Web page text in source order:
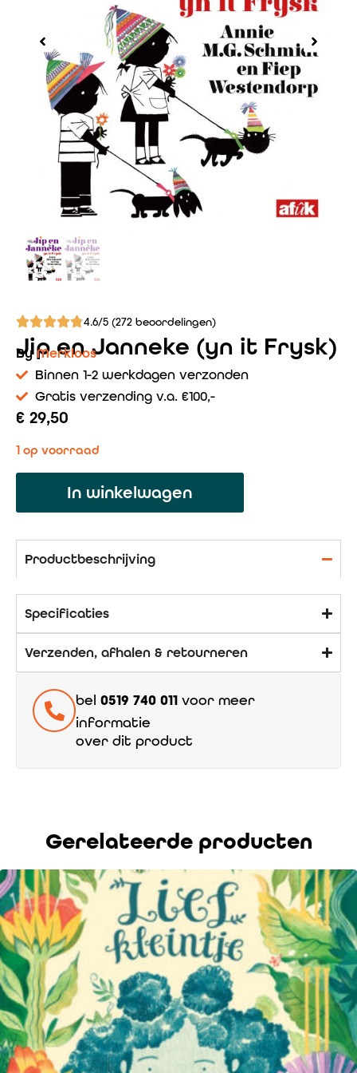
4.6/5 (272 beoordelingen)
Jip en Janneke (yn it Frysk)
ByMerkloos
Binnen 1-2 werkdagen verzonden
Gratis verzending v.a. €100,-
€ 29,50
1 op voorraad
In winkelwagen
Productbeschrijving
Specificaties
Verzenden, afhalen & retourneren
bel 0519 740 011 voor meer
informatie
over dit product
Gerelateerde producten